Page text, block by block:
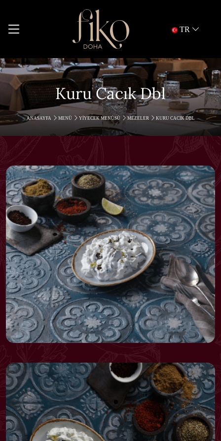
TR
Kuru Cacık Dbl
ANASAYFA MENÜ YIYECEK MENÜSÜ MEZELER KURU CACIK DBL